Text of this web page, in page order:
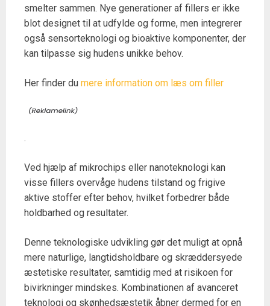
smelter sammen. Nye generationer af fillers er ikke
blot designet til at udfylde og forme, men integrerer
også sensorteknologi og bioaktive komponenter, der
kan tilpasse sig hudens unikke behov.
Her finder du mere information om læs om filler
.
Ved hjælp af mikrochips eller nanoteknologi kan
visse fillers overvåge hudens tilstand og frigive
aktive stoffer efter behov, hvilket forbedrer både
holdbarhed og resultater.
Denne teknologiske udvikling gør det muligt at opnå
mere naturlige, langtidsholdbare og skræddersyede
æstetiske resultater, samtidig med at risikoen for
bivirkninger mindskes. Kombinationen af avanceret
teknologi og skønhedsæstetik åbner dermed for en